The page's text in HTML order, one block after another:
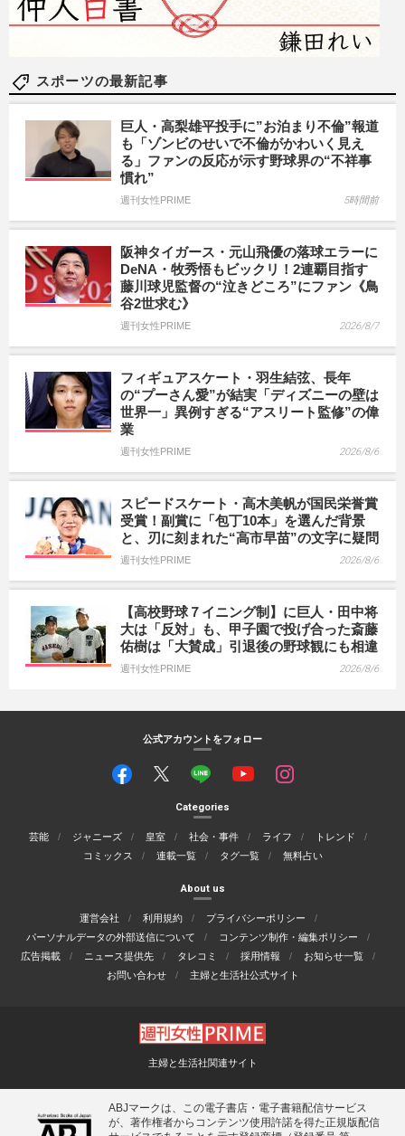
スポーツの最新記事
巨人・高梨雄平投手に”お泊まり不倫”報道
も「ゾンビのせいで不倫がかわいく見え
る」ファンの反応が示す野球界の“不祥事
慣れ”
週刊女性PRIME 5時間前
阪神タイガース・元山飛優の落球エラーに
DeNA・牧秀悟もビックリ！2連覇目指す
藤川球児監督の“泣きどころ”にファン《鳥
谷2世求む》
週刊女性PRIME 2026/8/7
フィギュアスケート・羽生結弦、長年
の“プーさん愛”が結実「ディズニーの壁は
世界一」異例すぎる“アスリート監修”の偉
業
週刊女性PRIME 2026/8/6
スピードスケート・高木美帆が国民栄誉賞
受賞！副賞に「包丁10本」を選んだ背景
と、刃に刻まれた“高市早苗”の文字に疑問
週刊女性PRIME 2026/8/6
【高校野球７イニング制】に巨人・田中将
大は「反対」も、甲子園で投げ合った斎藤
佑樹は「大賛成」引退後の野球観にも相違
週刊女性PRIME 2026/8/6
公式アカウントをフォロー
Categories
芸能 ジャニーズ 皇室 社会・事件 ライフ
トレンド
コミックス
連載一覧 タグ一覧 無料占い
About us
運営会社 利用規約
プライバシーポリシー
パーソナルデータの外部送信について
コンテンツ制作・編集ポリシー
広告掲載
ニュース提供先 タレコミ 採用情報
お知らせ一覧
お問い合わせ
主婦と生活社公式サイト
主婦と生活社関連サイト
ABJマークは、この電子書店・電子書籍配信サービス
が、著作権者からコンテンツ使用許諾を得た正規版配信